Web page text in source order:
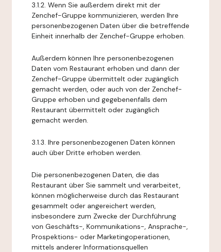
3.1.2. Wenn Sie außerdem direkt mit der
Zenchef-Gruppe kommunizieren, werden Ihre
personenbezogenen Daten über die betreffende
Einheit innerhalb der Zenchef-Gruppe erhoben.
Außerdem können Ihre personenbezogenen
Daten vom Restaurant erhoben und dann der
Zenchef-Gruppe übermittelt oder zugänglich
gemacht werden, oder auch von der Zenchef-
Gruppe erhoben und gegebenenfalls dem
Restaurant übermittelt oder zugänglich
gemacht werden.
3.1.3. Ihre personenbezogenen Daten können
auch über Dritte erhoben werden.
Die personenbezogenen Daten, die das
Restaurant über Sie sammelt und verarbeitet,
können möglicherweise durch das Restaurant
gesammelt oder angereichert werden,
insbesondere zum Zwecke der Durchführung
von Geschäfts-, Kommunikations-, Ansprache-,
Prospektions- oder Marketingoperationen,
mittels anderer Informationsquellen